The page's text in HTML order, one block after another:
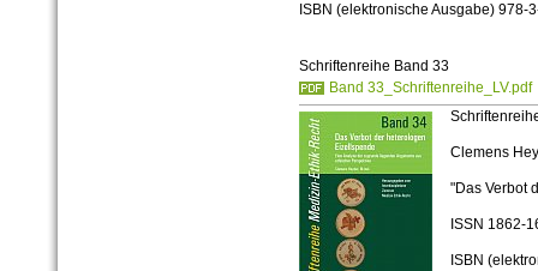
ISBN (elektronische Ausgabe) 978-
Schriftenreihe Band 33
Band 33_Schriftenreihe_LV.pdf
Clemens
"Das Verbot
ISSN 1862-
ISBN